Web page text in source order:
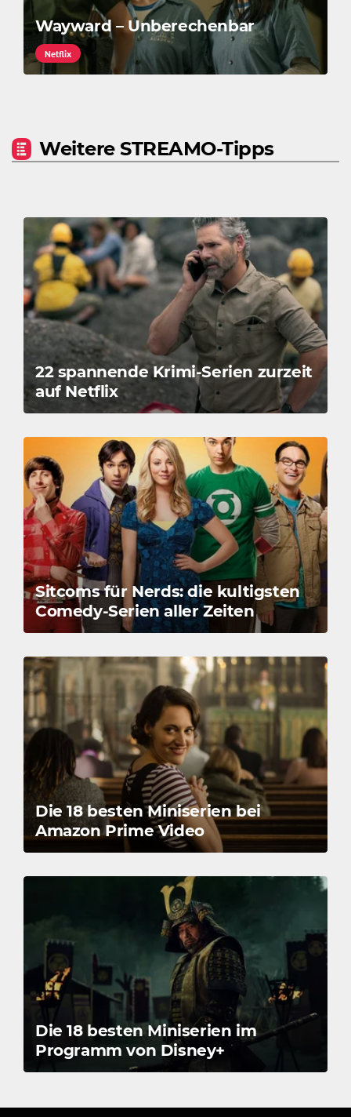
Wayward – Unberechenbar
Netflix
Weitere STREAMO-Tipps
22 spannende Krimi-Serien zurzeit
auf Netflix
Sitcoms für Nerds: die kultigsten
Comedy-Serien aller Zeiten
Die 18 besten Miniserien bei
Amazon Prime Video
Die 18 besten Miniserien im
Programm von Disney+